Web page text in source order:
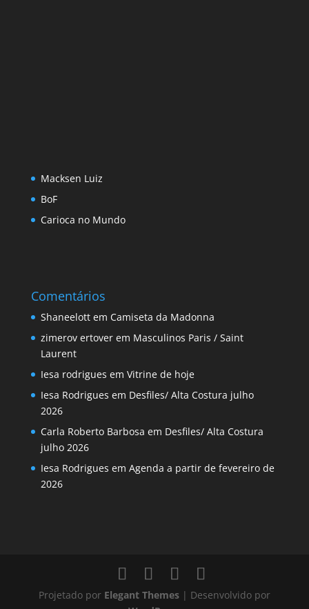
Macksen Luiz
BoF
Carioca no Mundo
Comentários
Shaneelottem Camiseta da Madonna
zimerov ertoverem Masculinos Paris / Saint
Laurent
Iesa rodrigues em Vitrine de hoje
Iesa Rodrigues em Desfiles/ Alta Costura julho
2026
Carla Roberto Barbosa em Desfiles/ Alta Costura
julho 2026
Iesa Rodrigues em Agenda a partir de fevereiro de
2026
Projetado por Elegant Themes| Desenvolvido por